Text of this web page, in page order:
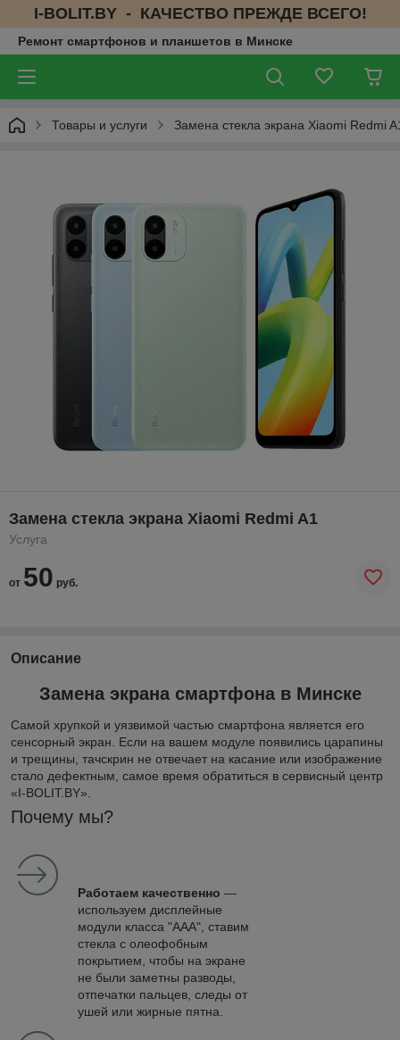
I-BOLIT.BY - КАЧЕСТВО ПРЕЖДЕ ВСЕГО!
Ремонт смартфонов и планшетов в Минске
Товары и услуги Замена стекла экрана Xiaomi Redmi
Замена стекла экрана Xiaomi Redmi A1
Услуга
от 50 руб.
Описание
Замена экрана смартфона в Минске
Самой хрупкой и уязвимой частью смартфона является его
сенсорный экран. Если на вашем модуле появились царапины
и трещины, тачскрин не отвечает на касание или изображение
стало дефектным, самое время обратиться в сервисный центр
«I-BOLIT.BY».
Почему мы?
Работаем качественно —
используем дисплейные
модули класса "ААА", ставим
стекла с олеофобным
покрытием, чтобы на экране
не были заметны разводы,
отпечатки пальцев, следы от
ушей или жирные пятна.